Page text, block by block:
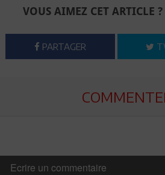
VOUS AIMEZ CET ARTICLE
PARTAGER
Ecrire un commentaire